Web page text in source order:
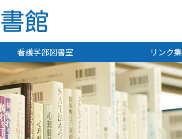
看護学部図書室 リンク集